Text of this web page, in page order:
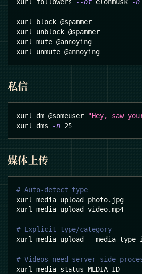
xurl followers
--of elonmusk -n
xurl block @spammer
xurl unblock @spammer
xurl mute @annoying
xurl unmute @annoying
私信
xurl dm @someuser
"Hey, saw
xurl dms
-n 25
媒体上传
# Auto-detect type
xurl media upload photo.jpg
xurl media upload video.mp4
# Explicit type/category
xurl media upload --media-type
# Videos need server-side
xurl media status MEDIA_ID